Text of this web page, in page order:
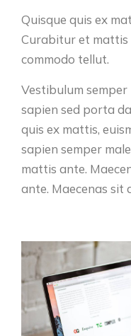
Quisque quis ex
Curabitur et mattis
commodo tellut.
Vestibulum
sapien sed porta
quis ex mattis,
sapien semper
mattis ante.
ante. Maecenas sit